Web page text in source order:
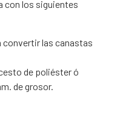
con los siguientes
convertir las canastas
de poliéster ó
de grosor.